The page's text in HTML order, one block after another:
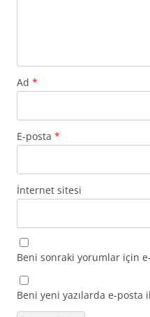
Ad *
E-posta *
İnternet sitesi
Beni sonraki yorumlar için
Beni yeni yazılarda e-